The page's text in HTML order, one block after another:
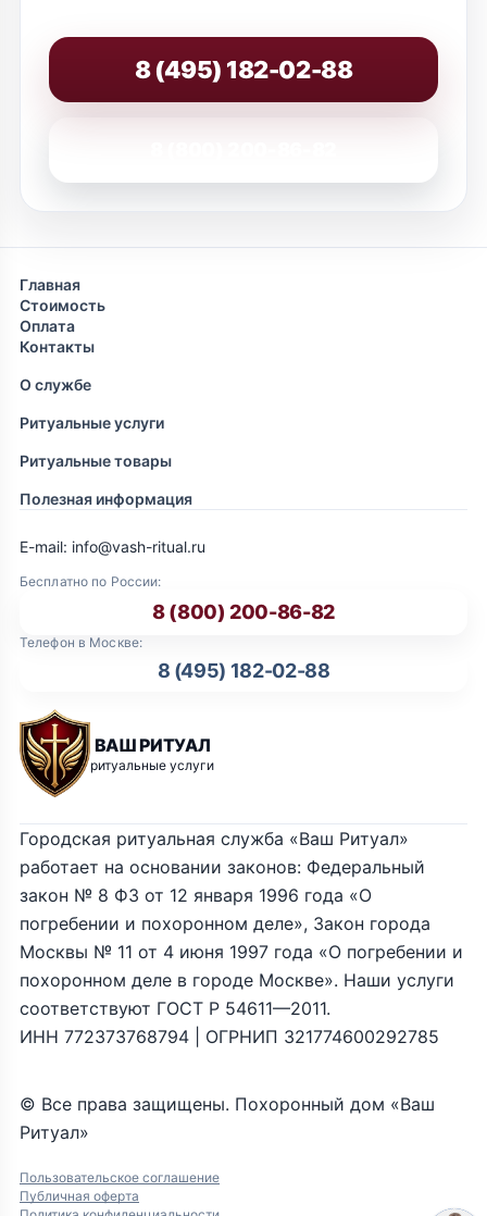
8 (495) 182-02-88
Главная
Стоимость
Оплата
Контакты
О службе
Ритуальные услуги
Ритуальные товары
Полезная информация
ВАШ РИТУАЛ
ритуальные услуги
Бесплатно по России:
8 (800) 200-86-82
Телефон в Москве:
8 (495) 182-02-88
E-mail: info@vash-ritual.ru
© Все права защищены. Похоронный дом «Ваш
Ритуал»
Пользовательское соглашение
Публичная оферта
Городская ритуальная служба «Ваш Ритуал»
работает на основании законов: Федеральный
закон № 8 ФЗ от 12 января 1996 года «О
погребении и похоронном деле», Закон города
Москвы № 11 от 4 июня 1997 года «О погребении и
похоронном деле в городе Москве». Наши услуги
соответствуют ГОСТ Р 54611—2011.
ИНН 772373768794 | ОГРНИП 321774600292785